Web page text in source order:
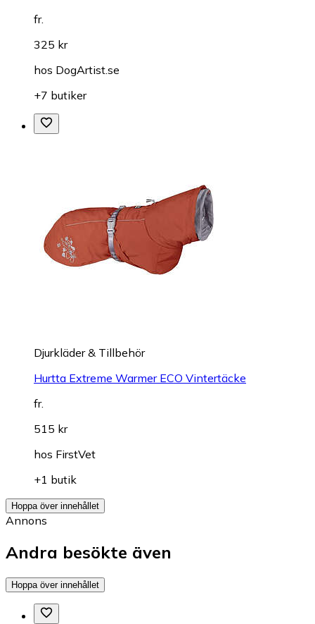
fr.
325 kr
hos DogArtist.se
+7 butiker
Djurkläder & Tillbehör
Hurtta Extreme Warmer ECO Vintertäcke
fr.
515 kr
hos FirstVet
+1 butik
Hoppa över innehållet
Annons
Andra besökte även
Hoppa över innehållet